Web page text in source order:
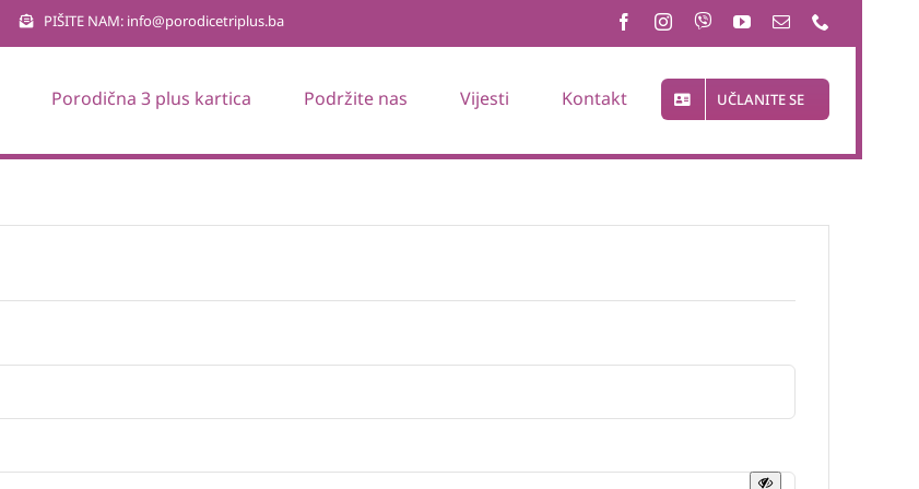
PIŠITE NAM: info@porodicetriplus.ba
Porodična 3 plus kartica Podržite nas Vijesti Kontakt UČLANITE SE